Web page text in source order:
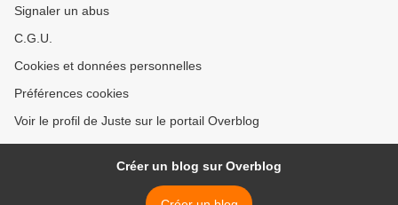
Signaler un abus
C.G.U.
Cookies et données personnelles
Préférences cookies
Voir le profil de Juste sur le portail Overblog
Créer un blog sur Overblog